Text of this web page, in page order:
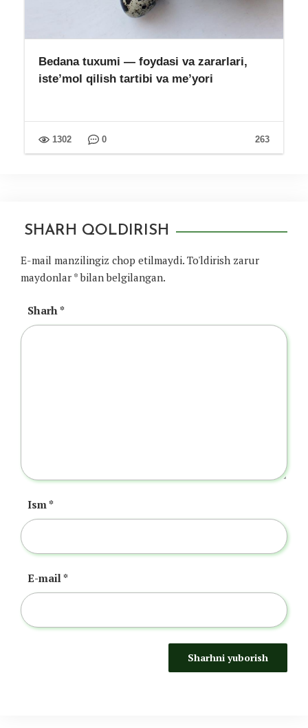
Bedana tuxumi — foydasi va zararlari,
iste’mol qilish tartibi va me’yori
263
1302 0
SHARH QOLDIRISH
E-mail manzilingiz chop etilmaydi. To'ldirish zarur
maydonlar *bilan belgilangan.
Sharh *
Ism*
E-mail*